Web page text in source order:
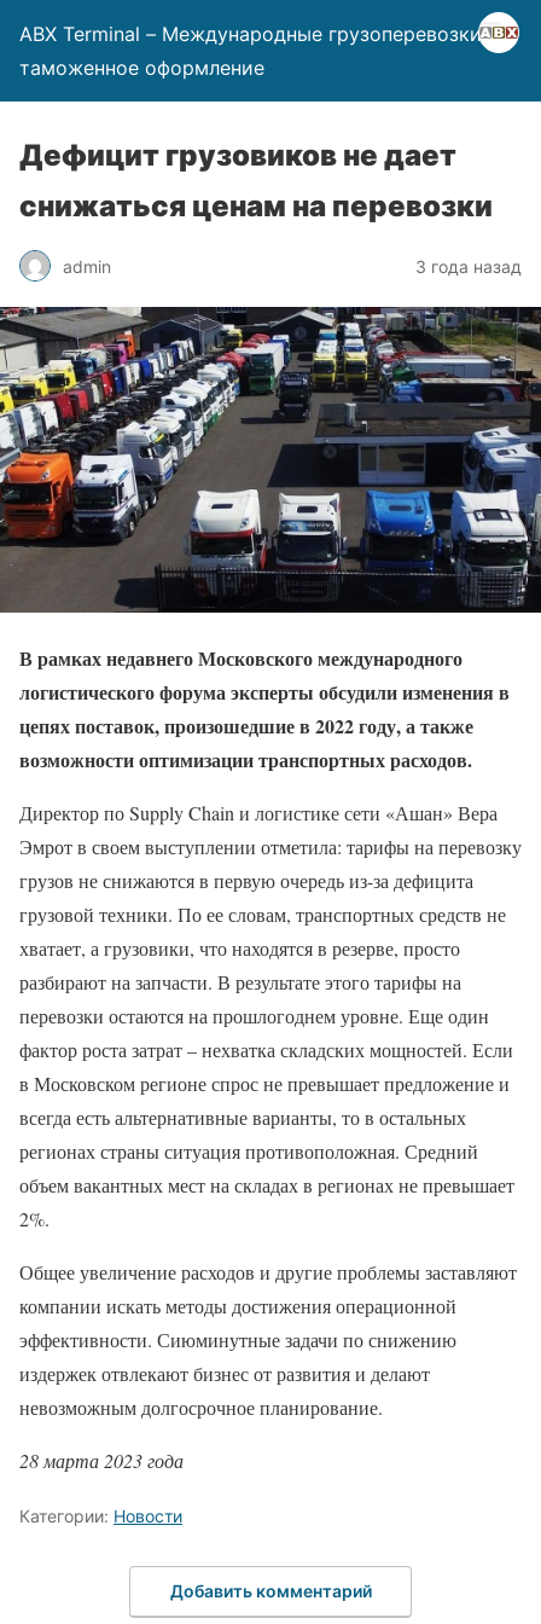
ABX Terminal – Международные грузоперевозки и
таможенное оформление
Дефицит грузовиков не дает
снижаться ценам на перевозки
admin 3 года назад
В рамках недавнего Московского международного
логистического форума эксперты обсудили изменения в
цепях поставок, произошедшие в 2022 году, а также
возможности оптимизации транспортных расходов.
Директор по Supply Chain и логистике сети «Ашан» Вера
Эмрот в своем выступлении отметила: тарифы на перевозку
грузов не снижаются в первую очередь из-за дефицита
грузовой техники. По ее словам, транспортных средств не
хватает, а грузовики, что находятся в резерве, просто
разбирают на запчасти. В результате этого тарифы на
перевозки остаются на прошлогоднем уровне. Еще один
фактор роста затрат – нехватка складских мощностей. Если
в Московском регионе спрос не превышает предложение и
всегда есть альтернативные варианты, то в остальных
регионах страны ситуация противоположная. Средний
объем вакантных мест на складах в регионах не превышает
2%.
Общее увеличение расходов и другие проблемы заставляют
компании искать методы достижения операционной
эффективности. Сиюминутные задачи по снижению
издержек отвлекают бизнес от развития и делают
невозможным долгосрочное планирование.
28 марта 2023 года
Категории: Новости
Добавить комментарий